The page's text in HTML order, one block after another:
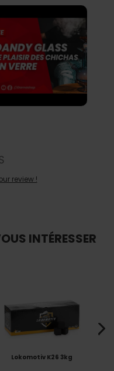
review !
INTÉRESSER
Lokomotiv K26 3kg